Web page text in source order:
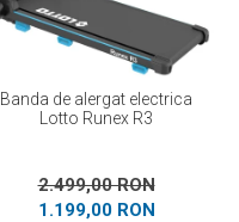
Banda de alergat electrica
Lotto Runex R3
2.499,00 RON
1.199,00 RON